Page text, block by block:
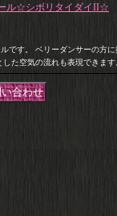
ール☆シボリタイダイII☆
です。 ベリーダンサーの方
した空気の流れも表現できま